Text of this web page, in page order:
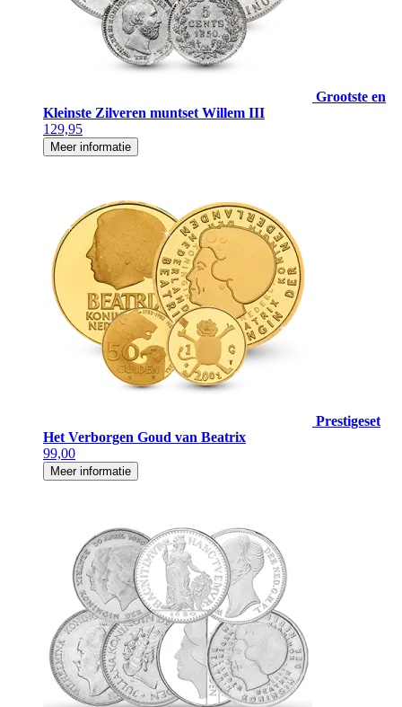
Grootste en
Kleinste Zilveren muntset Willem III
129,95
Meer informatie
Prestigeset
Het Verborgen Goud van Beatrix
99,00
Meer informatie